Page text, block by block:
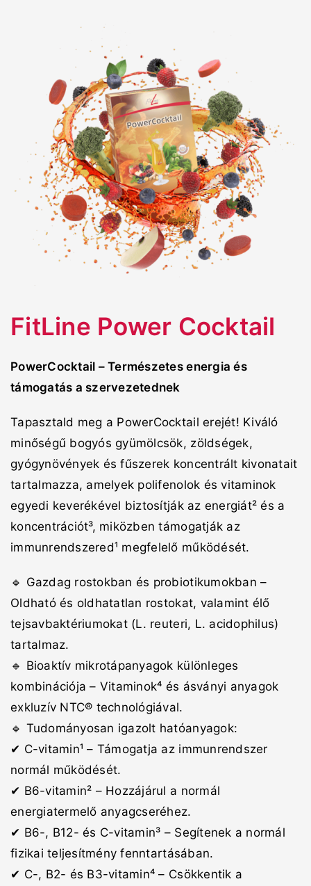
FitLine Power Cocktail
PowerCocktail – Természetes energia és
támogatás a szervezetednek
Tapasztald meg a PowerCocktail erejét! Kiváló
minőségű bogyós gyümölcsök, zöldségek,
gyógynövények és fűszerek koncentrált kivonatait
tartalmazza, amelyek polifenolok és vitaminok
egyedi keverékével biztosítják az energiát² és a
koncentrációt³, miközben támogatják az
immunrendszered¹ megfelelő működését.
🔹 Gazdag rostokban és probiotikumokban –
Oldható és oldhatatlan rostokat, valamint élő
tejsavbaktériumokat (L. reuteri, L. acidophilus)
tartalmaz.
🔹 Bioaktív mikrotápanyagok különleges
kombinációja – Vitaminok⁴ és ásványi anyagok
exkluzív NTC® technológiával.
🔹 Tudományosan igazolt hatóanyagok:
✔ C-vitamin¹ – Támogatja az immunrendszer
normál működését.
✔ B6-vitamin² – Hozzájárul a normál
energiatermelő anyagcseréhez.
✔ B6-, B12- és C-vitamin³ – Segítenek a normál
fizikai teljesítmény fenntartásában.
✔ C-, B2- és B3-vitamin⁴ – Csökkentik a